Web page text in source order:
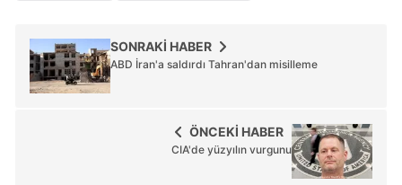
SONRAKİ HABER
ABD İran'a saldırdı Tahran'dan misilleme
ÖNCEKİ HABER
CIA'de yüzyılın vurgunu